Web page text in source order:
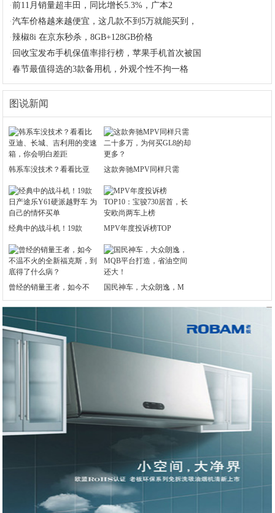
·前11月销量超丰田，同比增长5.3%，广本2
·汽车价格越来越便宜，这几款不到5万就能买到，
·辣椒8i 在京东秒杀，8GB+128GB价格
· 回收宝发布手机保值率排行榜，苹果手机首次被国
·春节最值得选的3款备用机，外观个性不拘一格
图说新闻
韩系车没技术？看看比亚 这款奔驰MPV同样只需
经典中的战斗机！19款 MPV年度投诉榜TOP
曾经的销量王者，如今不 国民神车，大众朗逸，M